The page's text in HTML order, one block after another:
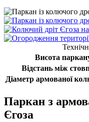
Висота
Відстань між
Діаметр армованої
Паркан з
Єгоза